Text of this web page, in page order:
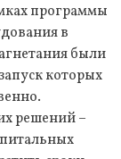
программы
в
были
которых
решений –